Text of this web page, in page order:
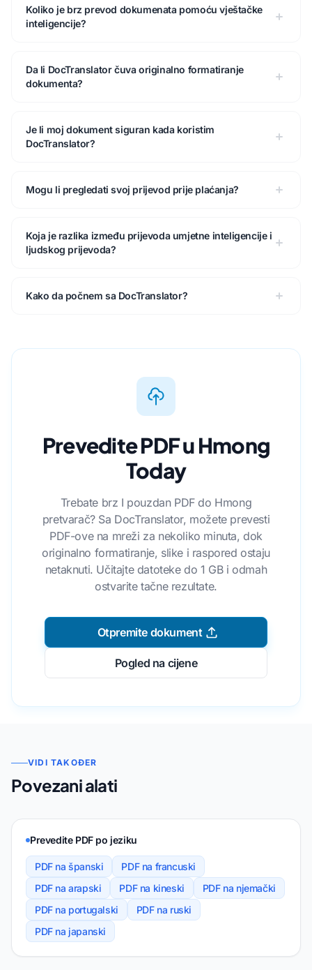
Koliko je brz prevod dokumenata pomoću vještačke
inteligencije?
Da li DocTranslator čuva originalno formatiranje
dokumenta?
Je li moj dokument siguran kada koristim
DocTranslator?
Mogu li pregledati svoj prijevod prije plaćanja?
Koja je razlika između prijevoda umjetne inteligencije i
ljudskog prijevoda?
Kako da počnem sa DocTranslator?
Prevedite PDF u Hmong
Today
Trebate brz I pouzdan PDF do Hmong
pretvarač? Sa DocTranslator, možete prevesti
PDF-ove na mreži za nekoliko minuta, dok
originalno formatiranje, slike i raspored ostaju
netaknuti. Učitajte datoteke do 1 GB i odmah
ostvarite tačne rezultate.
Otpremite dokument
Pogled na cijene
VIDI TAKOĐER
Povezani alati
Prevedite PDF po jeziku
PDF na španski
PDF na francuski
PDF na arapski
PDF na kineski
PDF na njemački
PDF na portugalski
PDF na ruski
PDF na japanski